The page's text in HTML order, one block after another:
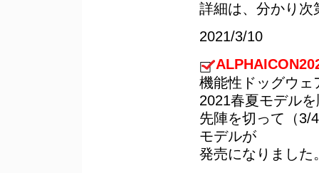
詳細は、分かり次
2021/3/10
機能性ドッグウェ
2021春夏モデル
先陣を切って（3/
モデルが
発売になりました